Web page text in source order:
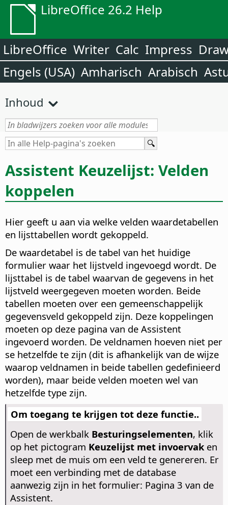
LibreOffice 26.2 Help
LibreOffice Writer Calc Impress
Engels (USA) Amharisch Arabisch
Inhoud
Assistent Keuzelijst: Velden
koppelen
Hier geeft u aan via welke velden waardetabellen
en lijsttabellen wordt gekoppeld.
De waardetabel is de tabel van het huidige
formulier waar het lijstveld ingevoegd wordt. De
lijsttabel is de tabel waarvan de gegevens in het
lijstveld weergegeven moeten worden. Beide
tabellen moeten over een gemeenschappelijk
gegevensveld gekoppeld zijn. Deze koppelingen
moeten op deze pagina van de Assistent
ingevoerd worden. De veldnamen hoeven niet per
se hetzelfde te zijn (dit is afhankelijk van de wijze
waarop veldnamen in beide tabellen gedefinieerd
worden), maar beide velden moeten wel van
hetzelfde type zijn.
Om toegang te krijgen tot deze functie..
Open de werkbalk Besturingselementen, klik
op het pictogram Keuzelijst met invoervaken
sleep met de muis om een veld te genereren. Er
moet een verbinding met de database
aanwezig zijn in het formulier: Pagina 3 van de
Assistent.